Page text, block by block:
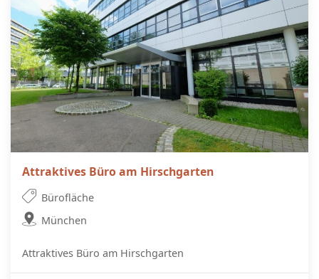
Attraktives Büro am Hirschgarten
Bürofläche
München
Attraktives Büro am Hirschgarten